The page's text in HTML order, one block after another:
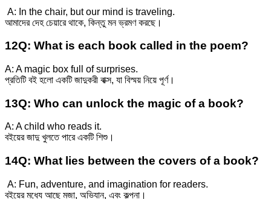
A: In the chair, but our mind is traveling.
আমাদের দেহ চেয়ারে থাকে, কিন্তু মন ভ্রমণ করছে।
12Q: What is each book called in the poem?
A: A magic box full of surprises.
প্রতিটি বই হলো একটি জাদুকরী বাক্স, যা বিস্ময় নিয়ে পূর্ণ।
13Q: Who can unlock the magic of a book?
A: A child who reads it.
বইয়ের জাদু খুলতে পারে একটি শিশু।
14Q: What lies between the covers of a book?
A: Fun, adventure, and imagination for readers.
বইয়ের মধ্যে আছে মজা, অভিযান, এবং কল্পনা।